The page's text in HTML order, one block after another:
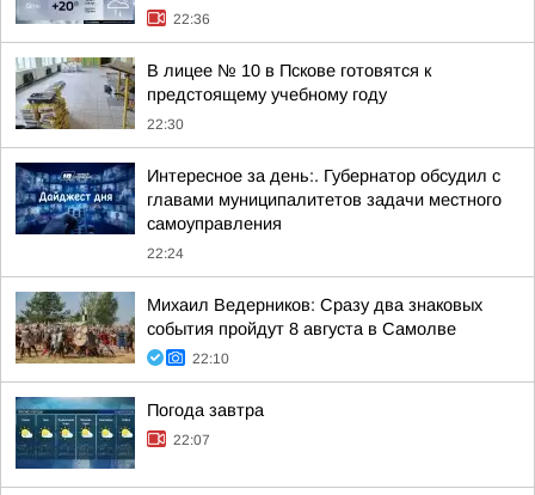
22:36
В лицее № 10 в Пскове готовятся к
предстоящему учебному году
22:30
Интересное за день:. Губернатор обсудил с
главами муниципалитетов задачи местного
самоуправления
22:24
Михаил Ведерников: Сразу два знаковых
события пройдут 8 августа в Самолве
22:10
Погода завтра
22:07